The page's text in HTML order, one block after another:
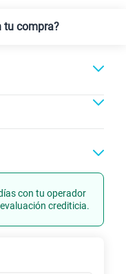
tu compra?
con tu operador
crediticia.